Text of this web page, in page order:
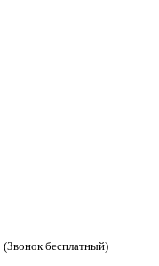
(Звонок бесплатный)